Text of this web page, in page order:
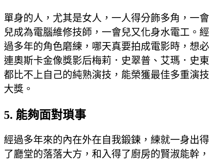
單身的人，尤其是女人，一人得分飾多角，一會
兒成為電腦維修技師，一會兒又化身水電工。經
過多年的角色磨練，哪天真要拍成電影時，想必
連奧斯卡金像獎影后梅莉．史翠普、艾瑪．史東
都比不上自己的純熟演技，能榮獲最佳多重演技
大獎。
5. 能夠面對瑣事
經過多年來的內在外在自我鍛鍊，練就一身出得
了廳堂的落落大方，和入得了廚房的賢淑能幹，